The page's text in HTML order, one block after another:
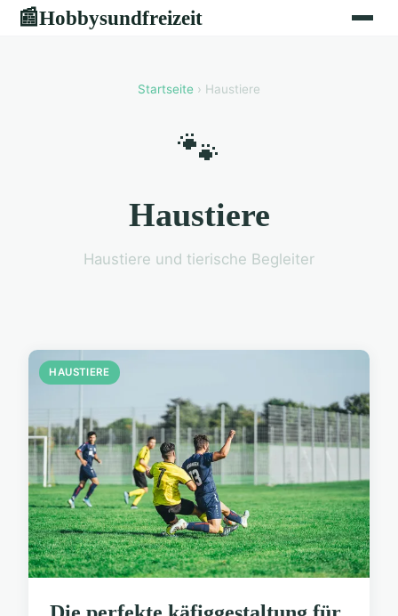
📰Hobbysundfreizeit
Startseite › Haustiere
🐾
Haustiere
Haustiere und tierische Begleiter
HAUSTIERE